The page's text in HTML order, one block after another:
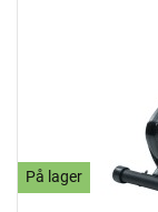
På lager